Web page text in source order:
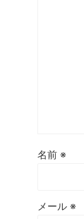
名前 ※
メール ※